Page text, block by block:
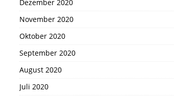
Dezember 2020
November 2020
Oktober 2020
September 2020
August 2020
Juli 2020